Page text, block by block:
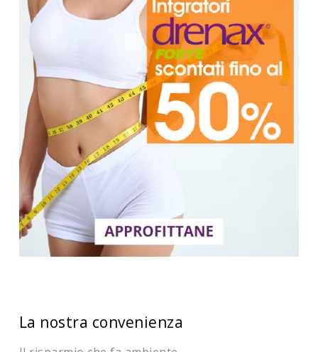
La nostra convenienza